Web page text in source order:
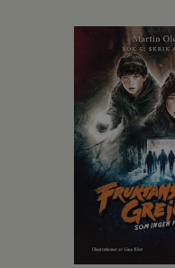
OM BOKEN
Hedda tror inte att
när hon behöver
han helt uppslukad
kompisgäng. Trots
Hedda har gått
fortfarande den
boknörden i
det inte vore nog
ett nytt odjur har
är det för monster
Rotebro – och vem
fram dem?